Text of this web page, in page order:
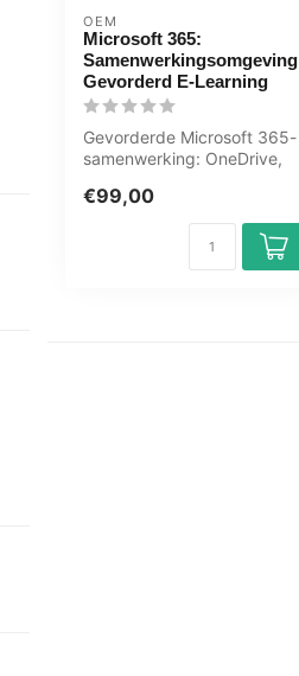
OEM
Microsoft 365:
Samenwerkingsomgeving
Gevorderd E-Learning
Gevorderde Microsoft 365-
samenwerking: OneDrive,
Outlo...
€99,00